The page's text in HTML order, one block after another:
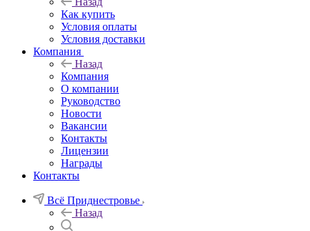
Как купить
Условия оплаты
Условия доставки
Компания
Назад
Компания
О компании
Руководство
Новости
Вакансии
Контакты
Лицензии
Награды
Контакты
Всё Приднестровье
Назад